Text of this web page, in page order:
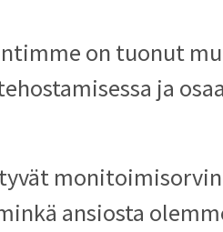
on tuonut
ja
ansiosta